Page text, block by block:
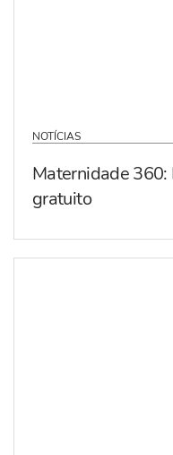
NOTÍCIAS
Maternidade 360:
gratuito